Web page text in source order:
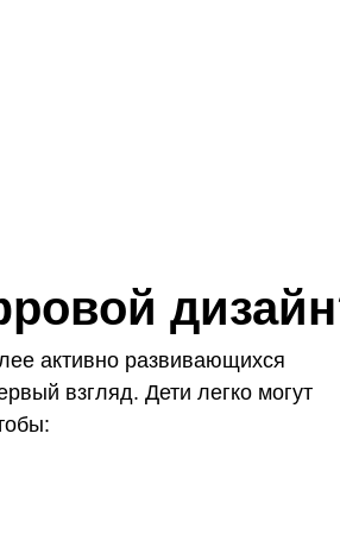
активно развивающихся
взгляд. Дети легко могут